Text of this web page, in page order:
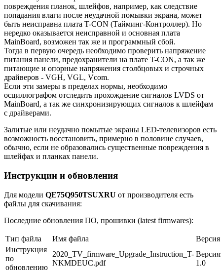
повреждения планок, шлейфов, например, как следствие
попадания влаги после неудачной помывки экрана, может
быть неисправна плата T-CON (Тайминг-Контроллер). Но
нередко оказывается неисправной и основная плата
MainBoard, возможен так же и программный сбой.
Тогда в первую очередь необходимо проверить напряжение
питания панели, предохранители на плате T-CON, а так же
питающие и опорные напряжения столбцовых и строчных
драйверов - VGH, VGL, Vcom.
Если эти замеры в пределах нормы, необходимо
осциллографом отследить прохождение сигналов LVDS от
MainBoard, а так же синхронизирующих сигналов к шлейфам
с драйверами.
Залитые или неудачно помытые экраны LED-телевизоров есть
возможность восстановить, примерно в половине случаев,
обычно, если не образовались существенные повреждения в
шлейфах и планках панели.
Инструкции и обновления
Для модели QE75Q950TSUXRU от производителя есть
файлы для скачивания:
Последние обновления ПО, прошивки (latest firmwares):
Тип файла Имя файла
Версия
Инструкция
по
обновлению
2020_TV_firmware_Upgrade_Instruction_T-
NKMDEUC.pdf
1.0